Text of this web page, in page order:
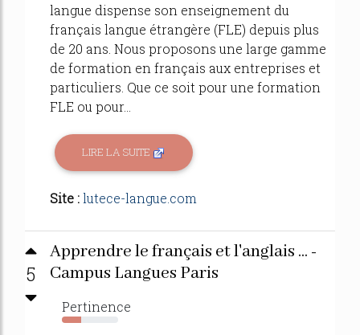
langue dispense son enseignement du
français langue étrangère (FLE) depuis plus
de 20 ans. Nous proposons une large gamme
de formation en français aux entreprises et
particuliers. Que ce soit pour une formation
FLE ou pour...
LIRE LA SUITE
Site :lutece-langue.com
5
Apprendre le français et l'anglais ... -
Campus Langues Paris
Pertinence
34%